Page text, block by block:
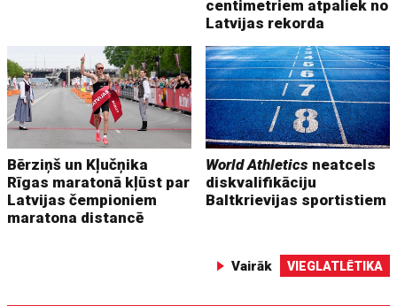
centimetriem atpaliek no
Latvijas rekorda
Bērziņš un Kļučņika
Rīgas maratonā kļūst par
Latvijas čempioniem
maratona distancē
World Athletics neatcels
diskvalifikāciju
Baltkrievijas sportistiem
Vairāk VIEGLATLĒTIKA